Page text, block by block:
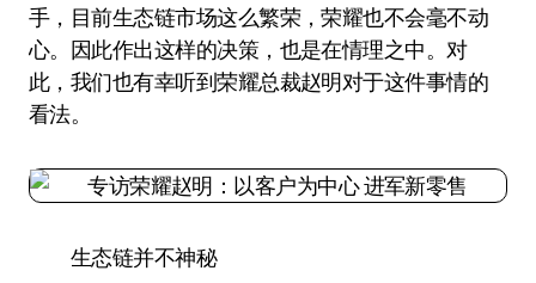
手，目前生态链市场这么繁荣，荣耀也不会毫不动
心。因此作出这样的决策，也是在情理之中。对
此，我们也有幸听到荣耀总裁赵明对于这件事情的
看法。
生态链并不神秘